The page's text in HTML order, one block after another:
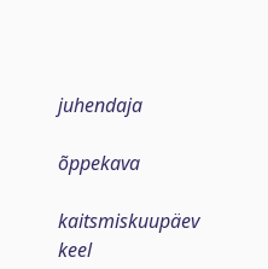
juhendaja
õppekava
kaitsmiskuupäev
keel